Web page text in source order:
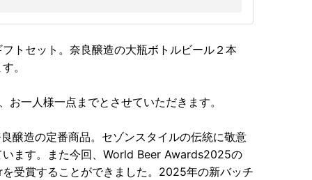
トセット。奈良醸造の大瓶ボトルビール２本
。
一人様一点までとさせていただきます。
醸造の定番商品。セゾンスタイルの伝統に敬意
ます。また今回、World Beer Awards2025の
受賞することができました。2025年の新バッチ